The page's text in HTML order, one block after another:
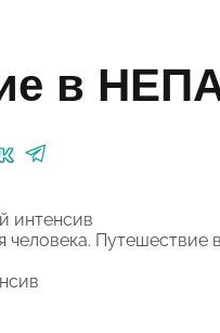
в
интенсив
человека. Путешествие